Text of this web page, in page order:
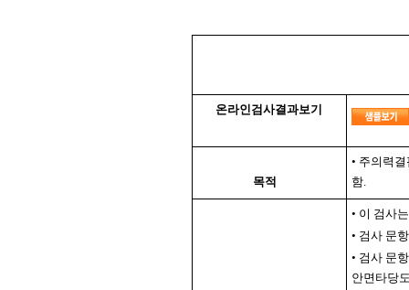
온라인검사결과보기
목적
• 주의력
함.
• 이 검사
• 검사 문
• 검사 문
안면타당